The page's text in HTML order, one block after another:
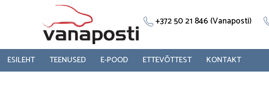
+372 50 21 846 (Vanaposti)
ESILEHT TEENUSED E-POOD ETTEVÕTTEST KONTAKT